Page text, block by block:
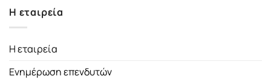
Η εταιρεία
Η εταιρεία
Ενημέρωση επενδυτών